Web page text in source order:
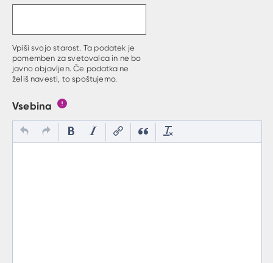
Vpiši svojo starost. Ta podatek je
pomemben za svetovalca in ne bo
javno objavljen. Če podatka ne
želiš navesti, to spoštujemo.
Vsebina